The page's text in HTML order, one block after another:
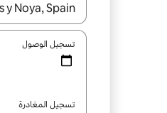
عند توفر
تسجيل الوصول
تسجيل المغادرة